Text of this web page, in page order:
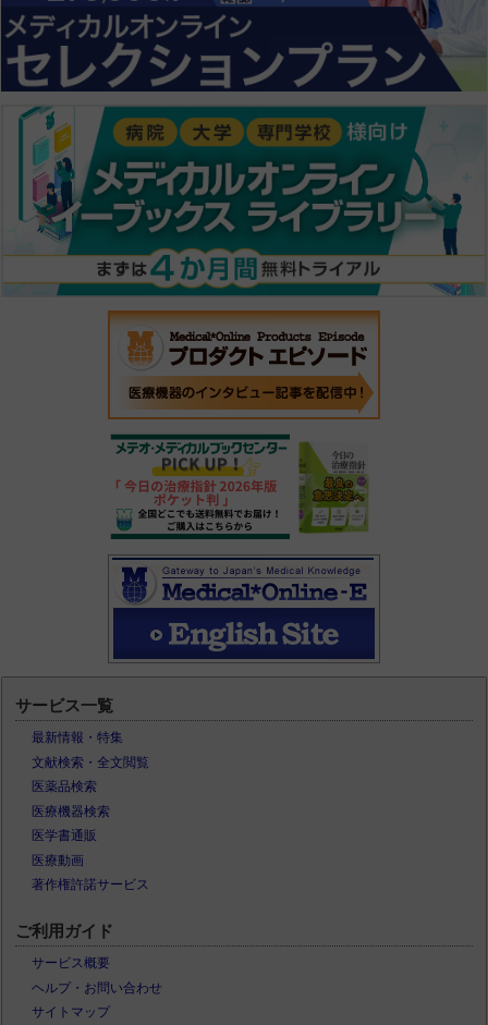
サービス一覧
最新情報・特集
文献検索・全文閲覧
医薬品検索
医療機器検索
医学書通販
医療動画
著作権許諾サービス
ご利用ガイド
サービス概要
ヘルプ・お問い合わせ
サイトマップ